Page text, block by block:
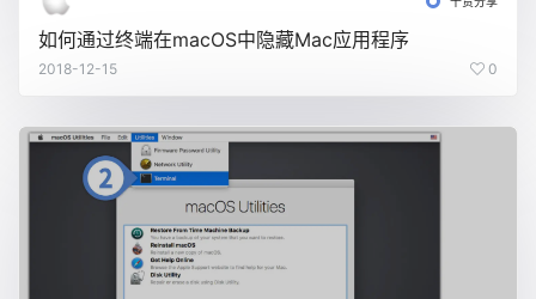
如何通过终端在macOS中隐藏Mac应用程序
2018-12-15 0